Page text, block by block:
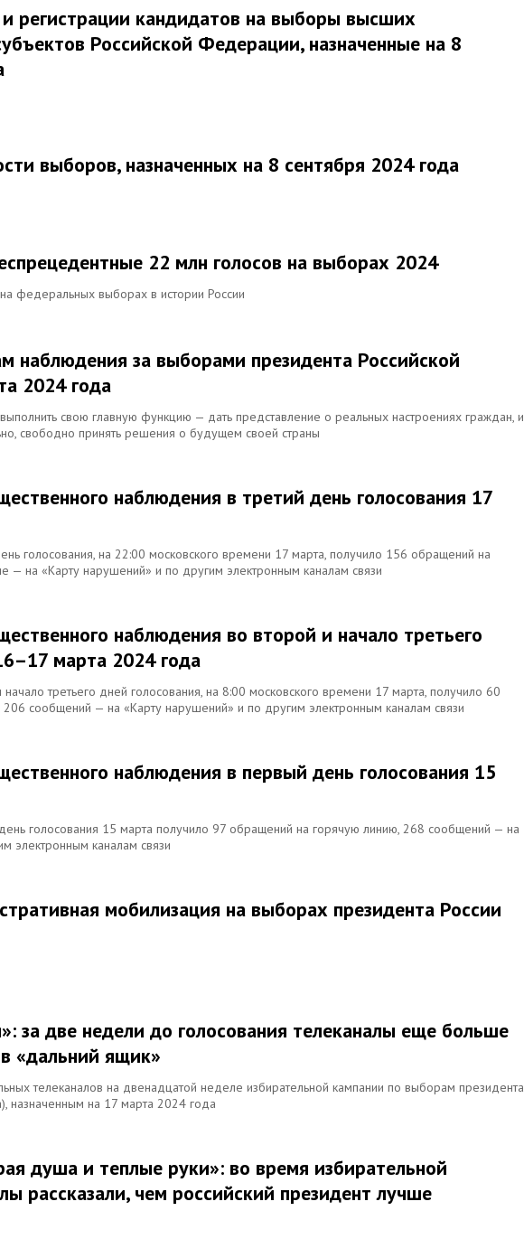
регистрации кандидатов на выборы высших
Российской Федерации, назначенные на 8
выборов, назначенных на 8 сентября 2024 года
22 млн голосов на выборах 2024
федеральных выборах в истории России
наблюдения за выборами президента Российской
2024 года
свою главную функцию — дать представление о реальных настроениях граждан, и
свободно принять решения о будущем своей страны
наблюдения в третий день голосования 17
голосования, на 22:00 московского времени 17 марта, получило 156 обращений на
— на «Карту нарушений» и по другим электронным каналам связи
наблюдения во второй и начало третьего
марта 2024 года
третьего дней голосования, на 8:00 московского времени 17 марта, получило 60
сообщений — на «Карту нарушений» и по другим электронным каналам связи
наблюдения в первый день голосования 15
голосования 15 марта получило 97 обращений на горячую линию, 268 сообщений — на
электронным каналам связи
мобилизация на выборах президента России
за две недели до голосования телеканалы еще больше
«дальний ящик»
телеканалов на двенадцатой неделе избирательной кампании по выборам президента
назначенным на 17 марта 2024 года
душа и теплые руки»: во время избирательной
рассказали, чем российский президент лучше